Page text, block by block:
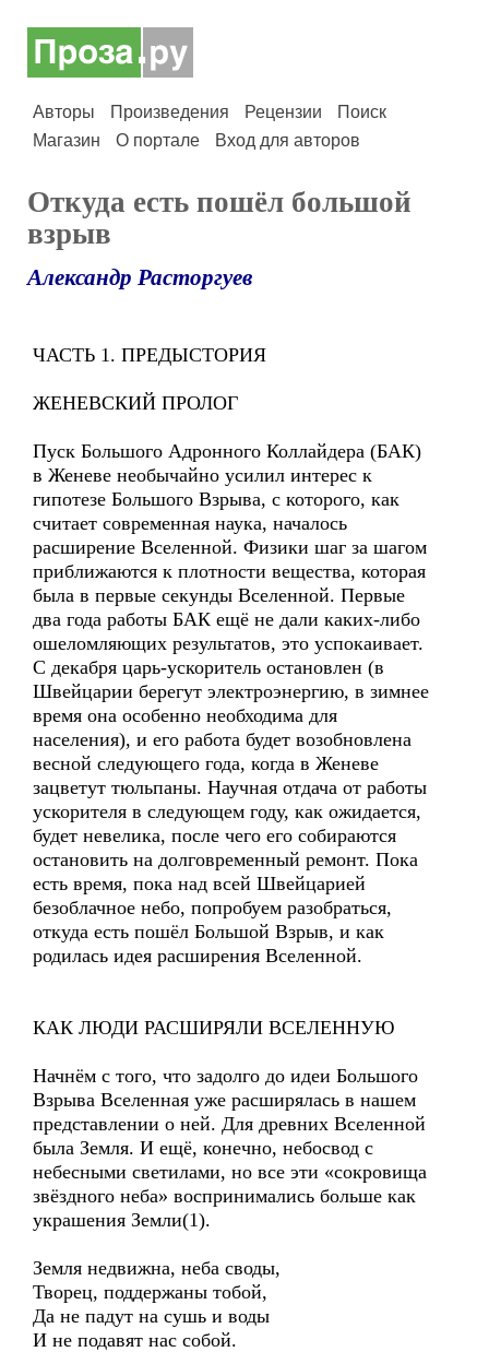
Авторы Произведения Рецензии
Поиск
Магазин
О портале Вход для авторов
Откуда есть пошёл большой
взрыв
Александр Расторгуев
ЧАСТЬ 1. ПРЕДЫСТОРИЯ
ЖЕНЕВСКИЙ ПРОЛОГ
Пуск Большого Адронного Коллайдера (БАК)
в Женеве необычайно усилил интерес к
гипотезе Большого Взрыва, с которого, как
считает современная наука, началось
расширение Вселенной. Физики шаг за шагом
приближаются к плотности вещества, которая
была в первые секунды Вселенной. Первые
два года работы БАК ещё не дали каких-либо
ошеломляющих результатов, это успокаивает.
С декабря царь-ускоритель остановлен (в
Швейцарии берегут электроэнергию, в зимнее
время она особенно необходима для
населения), и его работа будет возобновлена
весной следующего года, когда в Женеве
зацветут тюльпаны. Научная отдача от работы
ускорителя в следующем году, как ожидается,
будет невелика, после чего его собираются
остановить на долговременный ремонт. Пока
есть время, пока над всей Швейцарией
безоблачное небо, попробуем разобраться,
откуда есть пошёл Большой Взрыв, и как
родилась идея расширения Вселенной.
КАК ЛЮДИ РАСШИРЯЛИ ВСЕЛЕННУЮ
Начнём с того, что задолго до идеи Большого
Взрыва Вселенная уже расширялась в нашем
представлении о ней. Для древних Вселенной
была Земля. И ещё, конечно, небосвод с
небесными светилами, но все эти «сокровища
звёздного неба» воспринимались больше как
украшения Земли(1).
Земля недвижна, неба своды,
Творец, поддержаны тобой,
Да не падут на сушь и воды
И не подавят нас собой.